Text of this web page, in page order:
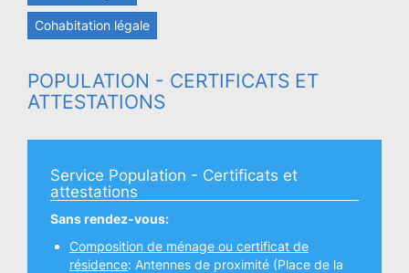
Cohabitation légale
POPULATION - CERTIFICATS ET
ATTESTATIONS
Service Population - Certificats et
attestations
Sans rendez-vous:
Composition de ménage ou certificat de
résidence: Antennes de proximité (Place de la